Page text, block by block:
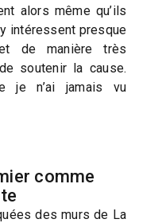
alors même qu’ils
intéressent presque
de manière très
soutenir la cause.
je n’ai jamais vu
comme
des murs de La